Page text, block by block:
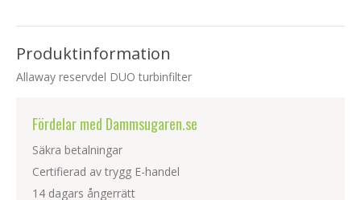
Produktinformation
Allaway reservdel DUO turbinfilter
Fördelar med Dammsugaren.se
Säkra betalningar
Certifierad av trygg E-handel
14 dagars ångerrätt